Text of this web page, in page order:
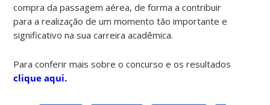
compra da passagem aérea, de forma a contribuir
para a realização de um momento tão importante e
significativo na sua carreira acadêmica.
Para conferir mais sobre o concurso e os resultados
clique aqui.